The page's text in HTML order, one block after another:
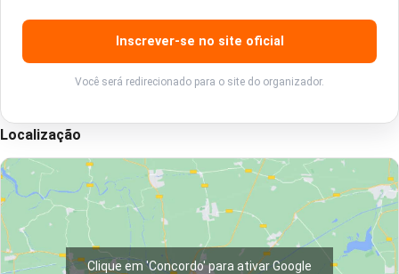
Inscrever-se no site oficial
Você será redirecionado para o site do organizador.
Localização
Clique em 'Concordo' para ativar Google